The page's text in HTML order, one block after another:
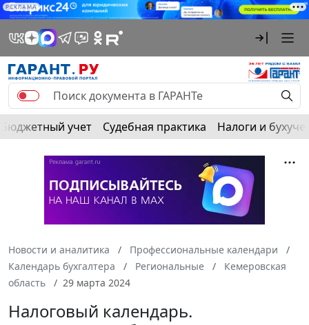
РЕКЛАМА
Бюджетный учет Судебная практика Налоги и
Новости и аналитика
Профессиональные календари
Календарь бухгалтера
Региональные
Кемеровская
область
29 марта 2024
Налоговый календарь.